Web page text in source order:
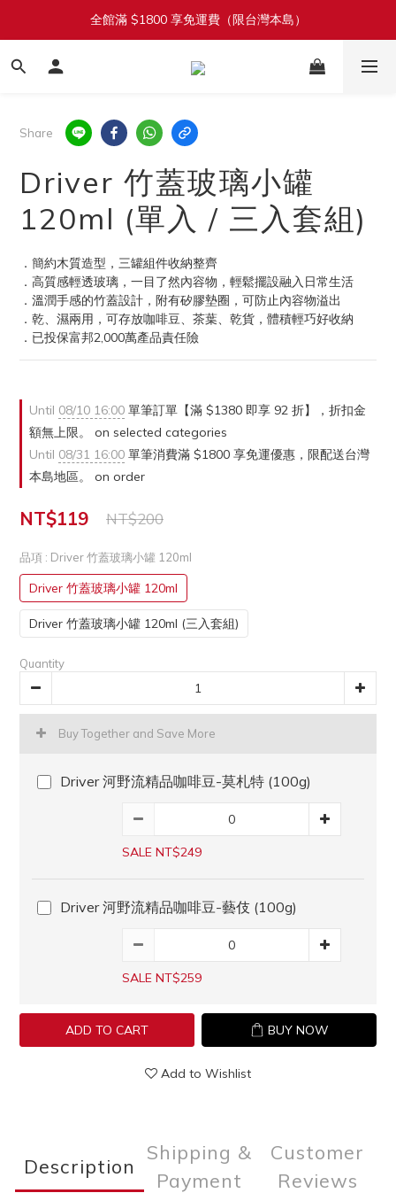
加入會員立即送 $100 購物金
全館滿 $1800 享免運費（限台灣本島）
單筆滿 $1380 即享 92 折（折扣無上限）
Share
Driver 竹蓋玻璃小罐
120ml (單入 / 三入套組)
．簡約木質造型，三罐組件收納整齊
．高質感輕透玻璃，一目了然內容物，輕鬆擺設融入日常生活
．溫潤手感的竹蓋設計，附有矽膠墊圈，可防止內容物溢出
．乾、濕兩用，可存放咖啡豆、茶葉、乾貨，體積輕巧好收納
．已投保富邦2,000萬產品責任險
Until 08/10 16:00 單筆訂單【滿 $1380 即享 92 折】，折扣金
額無上限。 on selected categories
Until 08/31 16:00 單筆消費滿 $1800 享免運優惠，限配送台灣
本島地區。 on order
NT$200
NT$119
品項 : Driver 竹蓋玻璃小罐 120ml
Driver 竹蓋玻璃小罐 120ml
Driver 竹蓋玻璃小罐 120ml (三入套組)
Quantity
Buy Together and Save More
Driver 河野流精品咖啡豆-莫札特 (100g)
SALE NT$249
Driver 河野流精品咖啡豆-藝伎 (100g)
SALE NT$259
ADD TO CART BUY NOW
Add to Wishlist
Description
Shipping &
Payment
Customer
Reviews